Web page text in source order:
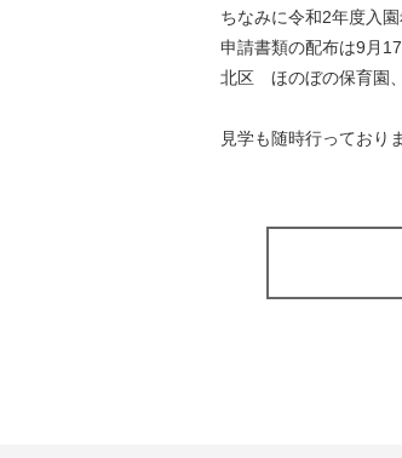
ちなみに令和2年度入
申請書類の配布は9月
北区 ほのぼの保育園
見学も随時行っており